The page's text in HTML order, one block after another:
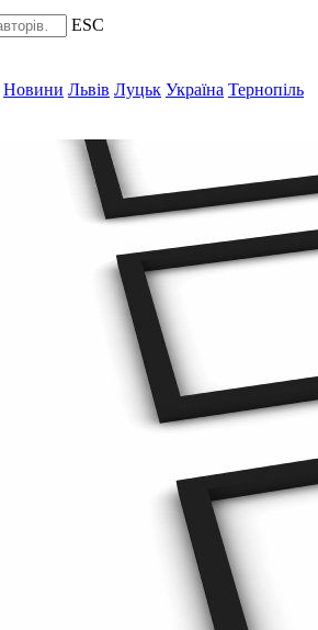
ESC
Новини Львів Луцьк Україна Тернопіль